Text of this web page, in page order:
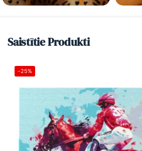
Saistītie Produkti
-25%